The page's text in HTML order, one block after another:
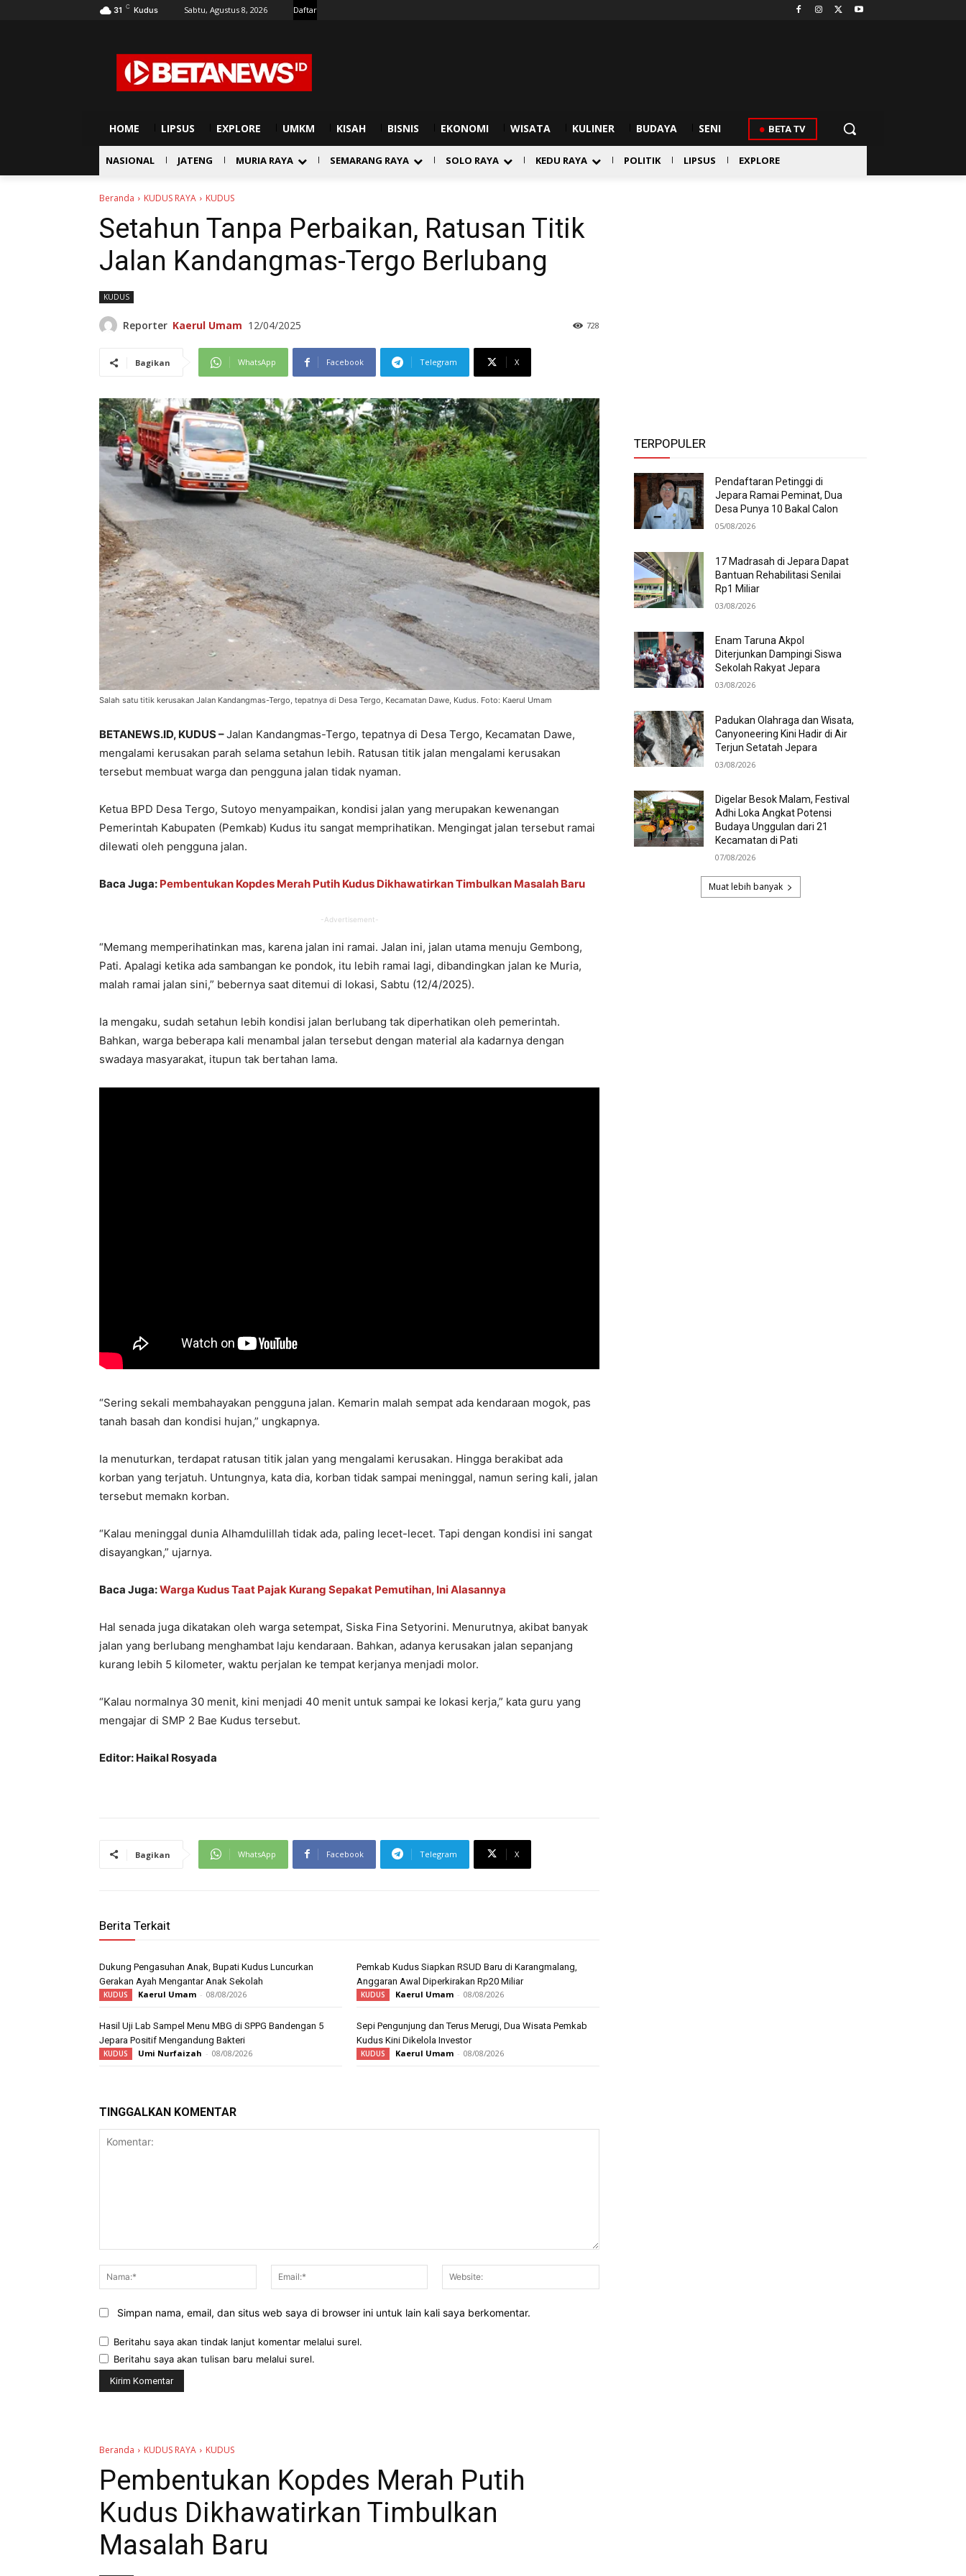
31 C Kudus Sabtu, Agustus 8, 2026 Daftar
HOME LIPSUS EXPLORE UMKM KISAH BISNIS EKONOMI WISATA KULINER BUDAYA SENI BETA TV
NASIONAL JATENG MURIA RAYA SEMARANG RAYA SOLO RAYA KEDU RAYA POLITIK LIPSUS EXPLORE
Beranda KUDUS RAYA KUDUS
Setahun Tanpa Perbaikan, Ratusan Titik
Jalan Kandangmas-Tergo Berlubang
KUDUS
Reporter Kaerul Umam 12/04/2025 728
Bagikan WhatsApp Facebook Telegram X
Salah satu titik kerusakan Jalan Kandangmas-Tergo, tepatnya di Desa Tergo, Kecamatan Dawe, Kudus. Foto: Kaerul Umam
BETANEWS.ID, KUDUS –Jalan Kandangmas-Tergo, tepatnya di Desa Tergo, Kecamatan Dawe,
mengalami kerusakan parah selama setahun lebih. Ratusan titik jalan mengalami kerusakan
tersebut membuat warga dan pengguna jalan tidak nyaman.
Ketua BPD Desa Tergo, Sutoyo menyampaikan, kondisi jalan yang merupakan kewenangan
Pemerintah Kabupaten (Pemkab) Kudus itu sangat memprihatikan. Mengingat jalan tersebut ramai
dilewati oleh pengguna jalan.
Baca Juga: Pembentukan Kopdes Merah Putih Kudus Dikhawatirkan Timbulkan Masalah Baru
-Advertisement-
“Memang memperihatinkan mas, karena jalan ini ramai. Jalan ini, jalan utama menuju Gembong,
Pati. Apalagi ketika ada sambangan ke pondok, itu lebih ramai lagi, dibandingkan jalan ke Muria,
malah ramai jalan sini,” bebernya saat ditemui di lokasi, Sabtu (12/4/2025).
Ia mengaku, sudah setahun lebih kondisi jalan berlubang tak diperhatikan oleh pemerintah.
Bahkan, warga beberapa kali menambal jalan tersebut dengan material ala kadarnya dengan
swadaya masyarakat, itupun tak bertahan lama.
“Sering sekali membahayakan pengguna jalan. Kemarin malah sempat ada kendaraan mogok, pas
tanah basah dan kondisi hujan,” ungkapnya.
Ia menuturkan, terdapat ratusan titik jalan yang mengalami kerusakan. Hingga berakibat ada
korban yang terjatuh. Untungnya, kata dia, korban tidak sampai meninggal, namun sering kali, jalan
tersebut memakn korban.
“Kalau meninggal dunia Alhamdulillah tidak ada, paling lecet-lecet. Tapi dengan kondisi ini sangat
disayangkan,” ujarnya.
Baca Juga:Warga Kudus Taat Pajak Kurang Sepakat Pemutihan, Ini Alasannya
Hal senada juga dikatakan oleh warga setempat, Siska Fina Setyorini. Menurutnya, akibat banyak
jalan yang berlubang menghambat laju kendaraan. Bahkan, adanya kerusakan jalan sepanjang
kurang lebih 5 kilometer, waktu perjalan ke tempat kerjanya menjadi molor.
“Kalau normalnya 30 menit, kini menjadi 40 menit untuk sampai ke lokasi kerja,” kata guru yang
mengajar di SMP 2 Bae Kudus tersebut.
Editor: Haikal Rosyada
Bagikan WhatsApp Facebook Telegram X
Berita Terkait
Dukung Pengasuhan Anak, Bupati Kudus Luncurkan
Gerakan Ayah Mengantar Anak Sekolah
KUDUS Kaerul Umam - 08/08/2026
Pemkab Kudus Siapkan RSUD Baru di Karangmalang,
Anggaran Awal Diperkirakan Rp20 Miliar
KUDUS Kaerul Umam - 08/08/2026
Hasil Uji Lab Sampel Menu MBG di SPPG Bandengan 5
Jepara Positif Mengandung Bakteri
KUDUS Umi Nurfaizah - 08/08/2026
Sepi Pengunjung dan Terus Merugi, Dua Wisata Pemkab
Kudus Kini Dikelola Investor
KUDUS Kaerul Umam - 08/08/2026
TINGGALKAN KOMENTAR
Nama:*
Email:*
Simpan nama, email, dan situs web saya di browser ini untuk lain kali saya berkomentar.
Beritahu saya akan tindak lanjut komentar melalui surel.
Beritahu saya akan tulisan baru melalui surel.
TERPOPULER
Pendaftaran Petinggi di
Jepara Ramai Peminat, Dua
Desa Punya 10 Bakal Calon
05/08/2026
17 Madrasah di Jepara Dapat
Bantuan Rehabilitasi Senilai
Rp1 Miliar
03/08/2026
Enam Taruna Akpol
Diterjunkan Dampingi Siswa
Sekolah Rakyat Jepara
03/08/2026
Padukan Olahraga dan Wisata,
Canyoneering Kini Hadir di Air
Terjun Setatah Jepara
03/08/2026
Digelar Besok Malam, Festival
Adhi Loka Angkat Potensi
Budaya Unggulan dari 21
Kecamatan di Pati
07/08/2026
Muat lebih banyak